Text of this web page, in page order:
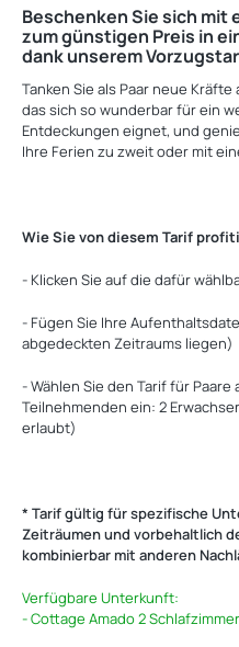
Beschenken Sie sich
zum günstigen Preis in
dank unserem
Tanken Sie als Paar neue
das sich so wunderbar für ein
Entdeckungen eignet, und
Ihre Ferien zu zweit oder mit
Wie Sie von diesem Tarif
- Klicken Sie auf die dafür
- Fügen Sie Ihre
abgedeckten Zeitraums liegen)
- Wählen Sie den Tarif für
Teilnehmenden ein: 2
erlaubt)
* Tarif gültig für spezifische
Zeiträumen und vorbehaltlich
kombinierbar mit anderen
Verfügbare Unterkunft:
- Cottage Amado 2